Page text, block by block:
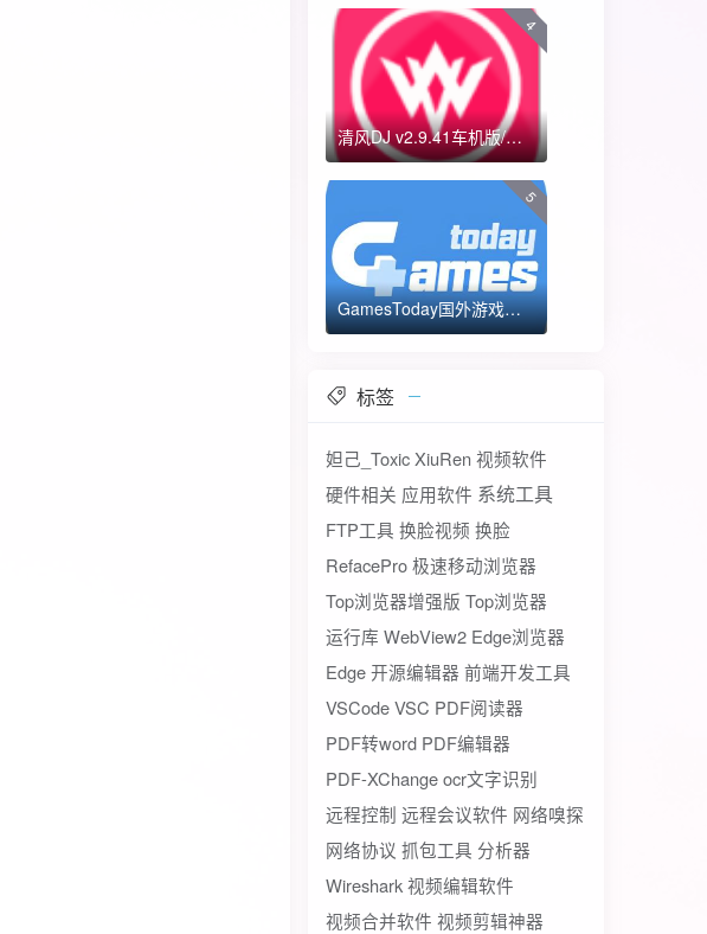
4
清风DJ v2.9.41车机版/手机版-全方位DJ舞曲
5
GamesToday国外游戏下载器 不需要T子
标签
妲己_ToxicXiuRen 视频软件
硬件相关 应用软件 系统工具
FTP工具 换脸视频 换脸
RefacePro极速移动浏览器
Top浏览器增强版 Top浏览器
运行库 WebView2 Edge浏览器
Edge开源编辑器 前端开发工具
VSCodeVSC PDF阅读器
PDF转word PDF编辑器
PDF-XChangeocr文字识别
远程控制 远程会议软件 网络嗅探
网络协议 抓包工具 分析器
Wireshark视频编辑软件
视频合并软件 视频剪辑神器